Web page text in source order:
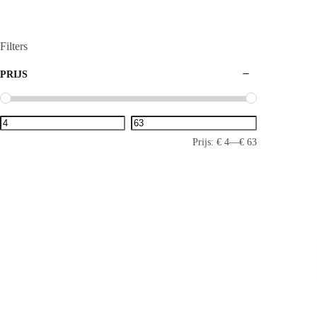
Filters
PRIJS
Prijs: € 4—€ 63